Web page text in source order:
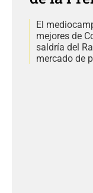
El
mejores de
saldría del
mercado de